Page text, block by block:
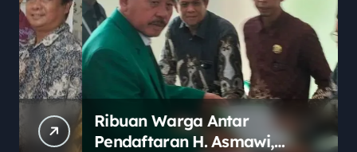
Ribuan Warga Antar
Pendaftaran H. Asmawi,